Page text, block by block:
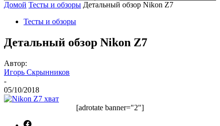
Домой Тесты и обзоры Детальный обзор Nikon Z7
Тесты и обзоры
Детальный обзор Nikon Z7
Автор:
Игорь Скрынников
-
05/10/2018
[adrotate banner="2"]